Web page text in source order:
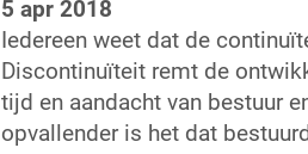
5 apr 2018
Iedereen weet dat de
Discontinuïteit remt de
tijd en aandacht van bestuur
opvallender is het dat